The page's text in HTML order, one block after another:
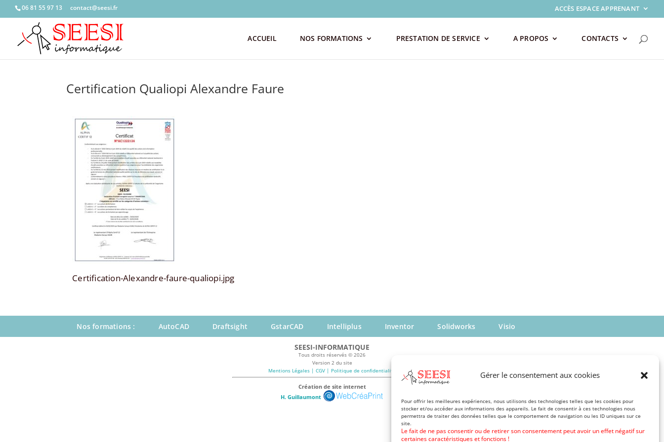
Gérer le consentement aux cookies
Pour offrir les meilleures expériences, nous utilisons des technologies telles que les cookies pour
stocker et/ou accéder aux informations des appareils. Le fait de consentir à ces technologies nous
permettra de traiter des données telles que le comportement de navigation ou les ID uniques sur ce
site.
Le fait de ne pas consentir ou de retirer son consentement peut avoir un effet négatif sur
certaines caractéristiques et fonctions !
06 81 55 97 13 rf.is
ees@t
catno
c ACCÈS ESPACE APPRENANT
ACCUEIL NOS FORMATIONS PRESTATION DE SERVICE A PROPOS CONTACTS
Certification Qualiopi Alexandre Faure
Certification-Alexandre-faure-qualiopi.jpg
Nos formations : AutoCAD Draftsight GstarCAD Intelliplus Inventor Solidworks Visio
SEESI-INFORMATIQUE
Tous droits réservés © 2026
Version 2 du site
Mentions Légales | CGV | Politique de confidentialité
Création de site internet
H. Guillaumont